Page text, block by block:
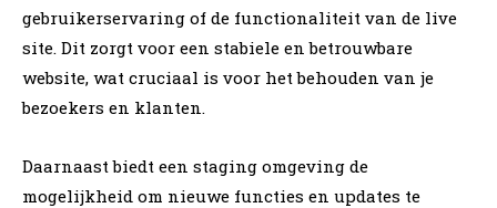
gebruikerservaring of de functionaliteit van de live
site. Dit zorgt voor een stabiele en betrouwbare
website, wat cruciaal is voor het behouden van je
bezoekers en klanten.
Daarnaast biedt een staging omgeving de
mogelijkheid om nieuwe functies en updates te